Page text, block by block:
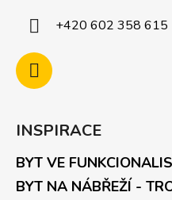
+420 602 358 615
INSPIRACE
BYT VE
BYT NA NÁBŘEŽÍ -